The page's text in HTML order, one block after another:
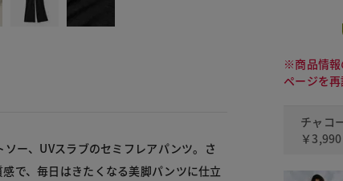
ー、UVスラブのセミフレアパンツ。さ
で、毎日はきたくなる美脚パンツに仕立
※商品情報
ページを再
チャコ
￥3,990